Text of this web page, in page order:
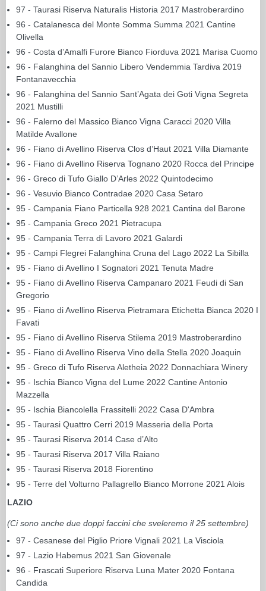
97 - Taurasi Riserva Naturalis Historia 2017 Mastroberardino
96 - Catalanesca del Monte Somma Summa 2021 Cantine
Olivella
96 - Costa d’Amalfi Furore Bianco Fiorduva 2021 Marisa Cuomo
96 - Falanghina del Sannio Libero Vendemmia Tardiva 2019
Fontanavecchia
96 - Falanghina del Sannio Sant’Agata dei Goti Vigna Segreta
2021 Mustilli
96 - Falerno del Massico Bianco Vigna Caracci 2020 Villa
Matilde Avallone
96 - Fiano di Avellino Riserva Clos d’Haut 2021 Villa Diamante
96 - Fiano di Avellino Riserva Tognano 2020 Rocca del Principe
96 - Greco di Tufo Giallo D’Arles 2022 Quintodecimo
96 - Vesuvio Bianco Contradae 2020 Casa Setaro
95 - Campania Fiano Particella 928 2021 Cantina del Barone
95 - Campania Greco 2021 Pietracupa
95 - Campania Terra di Lavoro 2021 Galardi
95 - Campi Flegrei Falanghina Cruna del Lago 2022 La Sibilla
95 - Fiano di Avellino I Sognatori 2021 Tenuta Madre
95 - Fiano di Avellino Riserva Campanaro 2021 Feudi di San
Gregorio
95 - Fiano di Avellino Riserva Pietramara Etichetta Bianca 2020 I
Favati
95 - Fiano di Avellino Riserva Stilema 2019 Mastroberardino
95 - Fiano di Avellino Riserva Vino della Stella 2020 Joaquin
95 - Greco di Tufo Riserva Aletheia 2022 Donnachiara Winery
95 - Ischia Bianco Vigna del Lume 2022 Cantine Antonio
Mazzella
95 - Ischia Biancolella Frassitelli 2022 Casa D'Ambra
95 - Taurasi Quattro Cerri 2019 Masseria della Porta
95 - Taurasi Riserva 2014 Case d’Alto
95 - Taurasi Riserva 2017 Villa Raiano
95 - Taurasi Riserva 2018 Fiorentino
95 - Terre del Volturno Pallagrello Bianco Morrone 2021 Alois
LAZIO
(Ci sono anche due doppi faccini che sveleremo il 25 settembre)
97 - Cesanese del Piglio Priore Vignali 2021 La Visciola
97 - Lazio Habemus 2021 San Giovenale
96 - Frascati Superiore Riserva Luna Mater 2020 Fontana
Candida